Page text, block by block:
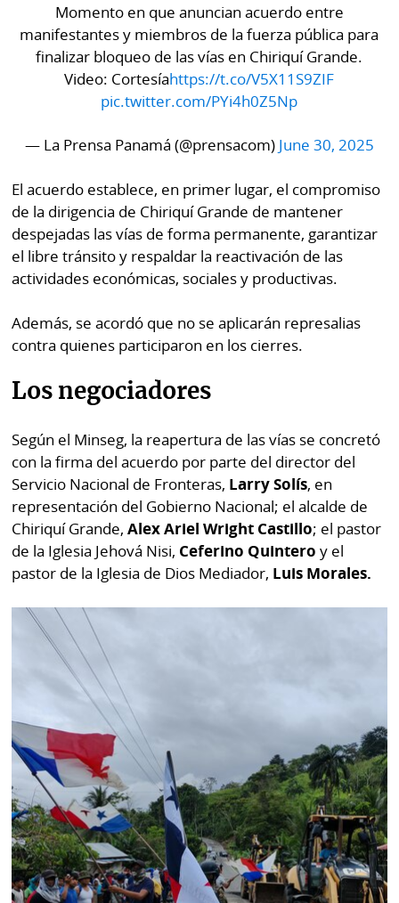
Sábado
Picante
Sabrina
Sin
Momento en que anuncian acuerdo entre
manifestantes y miembros de la fuerza pública para
finalizar bloqueo de las vías en Chiriquí Grande.
Video: Cortesíahttps://t.co/V5X11S9ZIF
pic.twitter.com/PYi4h0Z5Np
— La Prensa Panamá (@prensacom) June 30, 2025
El acuerdo establece, en primer lugar, el compromiso
de la dirigencia de Chiriquí Grande de mantener
despejadas las vías de forma permanente, garantizar
el libre tránsito y respaldar la reactivación de las
actividades económicas, sociales y productivas.
Además, se acordó que no se aplicarán represalias
contra quienes participaron en los cierres.
Los negociadores
Según el Minseg, la reapertura de las vías se concretó
con la firma del acuerdo por parte del director del
Servicio Nacional de Fronteras, Larry Solís, en
representación del Gobierno Nacional; el alcalde de
Chiriquí Grande,Alex Ariel Wright Castillo; el pastor
de la Iglesia Jehová Nisi, Ceferino Quintero y el
pastor de la Iglesia de Dios Mediador, Luis Morales.